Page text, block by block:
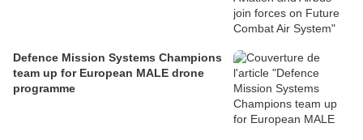
Defence Mission Systems Champions
team up for European MALE drone
programme